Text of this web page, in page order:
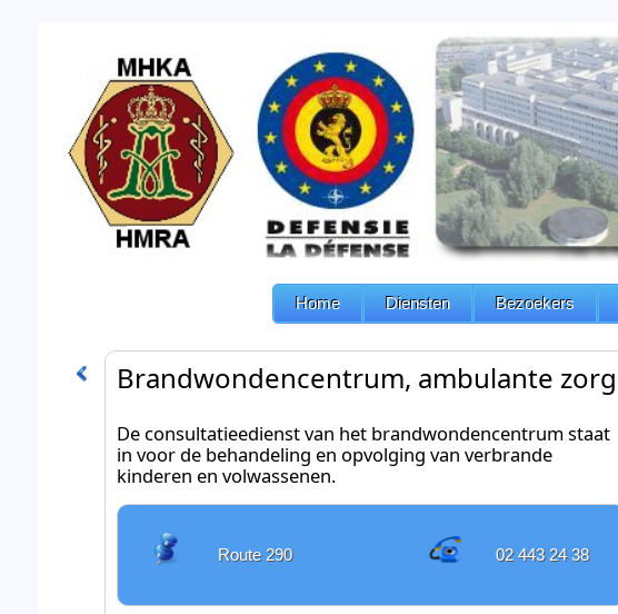
Home Diensten Bezoekers
Brandwondencentrum, ambulante
De consultatieedienst van het brandwondencentrum staat
in voor de behandeling en opvolging van verbrande
kinderen en volwassenen.
Route 290 02 443 24 38